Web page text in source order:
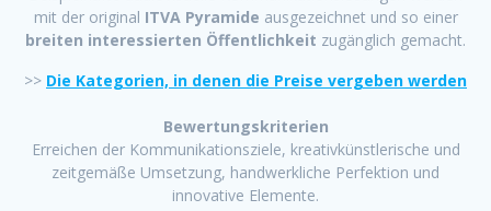
mit der original ITVA Pyramide ausgezeichnet und so einer
breiten interessierten Öffentlichkeit zugänglich gemacht.
>> Die Kategorien, in denen die Preise vergeben werden
Bewertungskriterien
Erreichen der Kommunikationsziele, kreativkünstlerische und
zeitgemäße Umsetzung, handwerkliche Perfektion und
innovative Elemente.